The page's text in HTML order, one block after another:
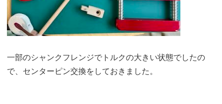
一部のシャンクフレンジでトルクの大きい状態でしたの
で、センターピン交換をしておきました。